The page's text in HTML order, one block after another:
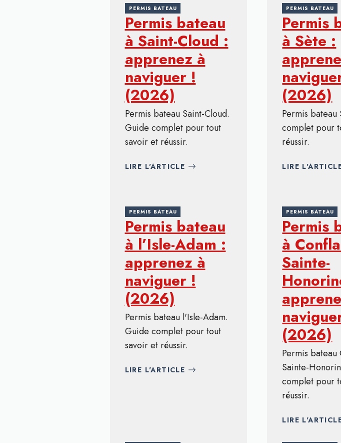
PERMIS BATEAU
Permis bateau
à Saint-Cloud :
apprenez à
naviguer !
(2026)
Permis bateau Saint-Cloud.
Guide complet pour tout
savoir et réussir.
LIRE L'ARTICLE
PERMIS BATEAU
Permis
à Sète :
(2026)
Permis bateau
complet pour
réussir.
LIRE
PERMIS BATEAU
Permis bateau
à l’Isle-Adam :
apprenez à
naviguer !
(2026)
Permis bateau l'Isle-Adam.
Guide complet pour tout
savoir et réussir.
LIRE L'ARTICLE
PERMIS BATEAU
Permis
à
Sainte-
(2026)
Permis bateau
Sainte-
complet pour
réussir.
LIRE